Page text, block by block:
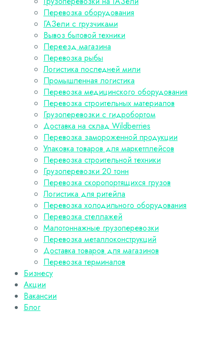
Перевозка оборудования
ГАЗели с грузчиками
Вывоз бытовой техники
Переезд магазина
Перевозка рыбы
Логистика последней мили
Промышленная логистика
Перевозка медицинского оборудования
Перевозка строительных материалов
Грузоперевозки с гидробортом
Доставка на склад Wildberries
Перевозка замороженной продукции
Упаковка товаров для маркетплейсов
Перевозка строительной техники
Грузоперевозки 20 тонн
Перевозка скоропортящихся грузов
Логистика для ритейла
Перевозка холодильного оборудования
Перевозка стеллажей
Малотоннажные грузоперевозки
Перевозка металлоконструкций
Доставка товаров для магазинов
Перевозка терминалов
Бизнесу
Акции
Вакансии
Блог